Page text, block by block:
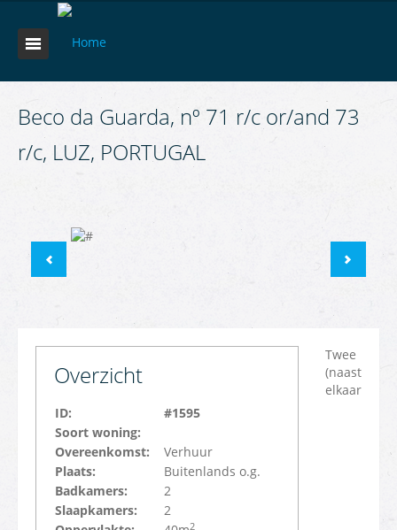
Beco da Guarda, nº 71 r/c or/and 73
r/c, LUZ, PORTUGAL
Overzicht
ID:
#1595
Soort woning:
Overeenkomst:
Verhuur
Plaats:
Buitenlands o.g.
Badkamers:
2
Slaapkamers:
2
2
Twee
(naast
elkaar